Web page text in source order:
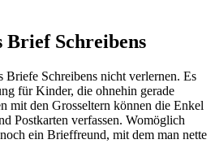
Brief Schreibens
Schreibens nicht verlernen. Es
für Kinder, die ohnehin gerade
mit den Grosseltern können die Enkel
Postkarten verfassen. Womöglich
ein Brieffreund, mit dem man nette